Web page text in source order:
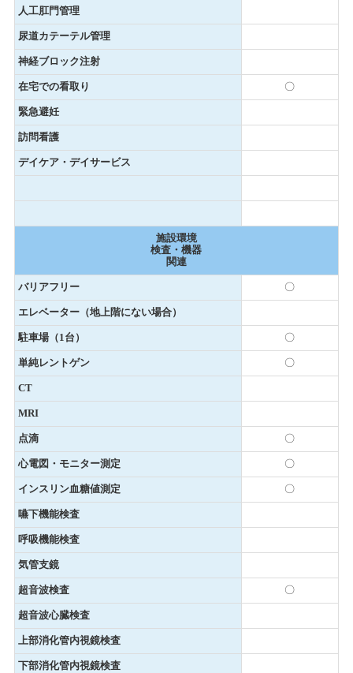
人工肛門管理
尿道カテーテル管理
神経ブロック注射
在宅での看取り 〇
緊急避妊
訪問看護
デイケア・デイサービス
施設環境
検査・機器
関連
バリアフリー 〇
エレベーター（地上階にない場合）
駐車場（1台） 〇
単純レントゲン 〇
CT
MRI
点滴 〇
心電図・モニター測定 〇
インスリン血糖値測定 〇
嚥下機能検査
呼吸機能検査
気管支鏡
超音波検査 〇
超音波心臓検査
上部消化管内視鏡検査
下部消化管内視鏡検査